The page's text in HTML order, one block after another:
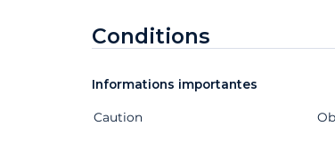
Conditions
Informations importantes
Extras Statut
Caution